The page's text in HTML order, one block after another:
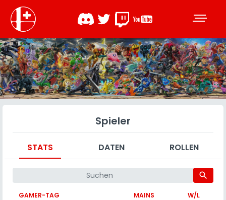
Spieler
STATS DATEN ROLLEN
search
GAMER-TAG MAINS W/L